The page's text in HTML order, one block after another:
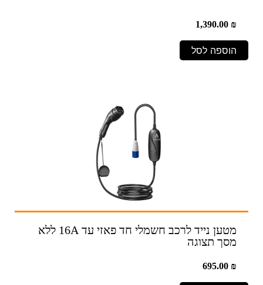
1,390.00₪
הוספה לסל
מטען נייד לרכב חשמלי חד פאזי עד 16A ללא
מסך תצוגה
695.00₪